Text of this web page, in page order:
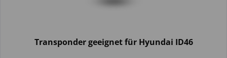
Transponder geeignet für Hyundai ID46